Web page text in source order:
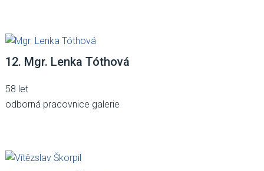
12. Mgr. Lenka Tóthová
58 let
odborná pracovnice galerie